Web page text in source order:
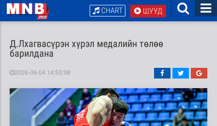
ШУУД
CHART
Д.Лхагвасүрэн хүрэл медалийн төлөө
барилдана
2026-06-04 14:53:38